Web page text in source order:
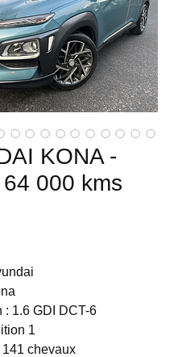
KONA -
000 kms
: 1.6 GDI DCT-6
1
chevaux